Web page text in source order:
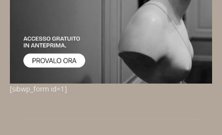
[sibwp_form id=1]